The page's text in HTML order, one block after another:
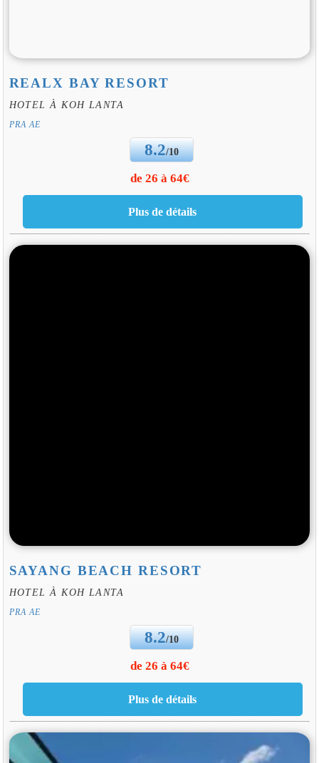
REALX BAY RESORT
HOTEL À KOH LANTA
PRA AE
8.2/10
de 26 à 64€
SAYANG BEACH RESORT
HOTEL À KOH LANTA
PRA AE
8.2/10
de 26 à 64€